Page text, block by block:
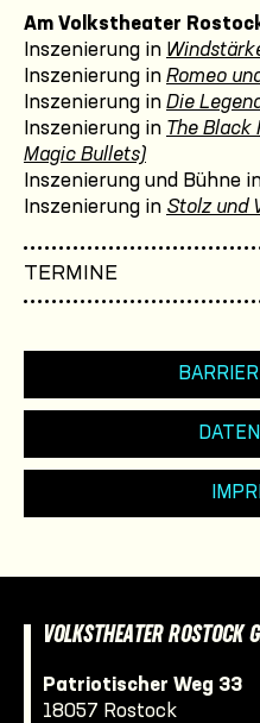
Am Volkstheater
Inszenierung in
Inszenierung in Romeo
Inszenierung in Die
Inszenierung in The Black
Magic Bullets)
Inszenierung und Bühne
Inszenierung in Stolz und
TERMINE
VOLKSTHEATER ROSTOCK
Patriotischer Weg 33
18057 Rostock